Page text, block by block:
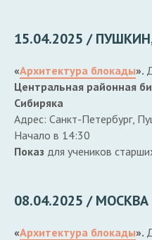
15.04.2025 /
«Архитектура блокады».
Центральная районная
Сибиряка
Адрес: Санкт-Петербург,
Начало в 14:30
Показ для учеников
08.04.2025 / МОСКВА
«Архитектура блокады».